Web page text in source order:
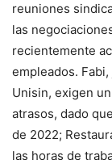
reuniones
las
recientemente
empleados.
Unisin, exigen
atrasos, dado
de 2022;
las horas de